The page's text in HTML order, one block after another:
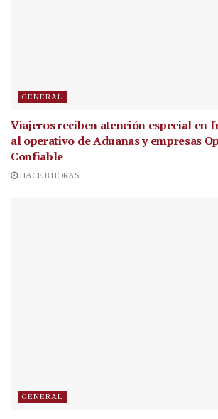
GENERAL
Viajeros reciben atención especial en
al operativo de Aduanas y empresas
Confiable
HACE 8 HORAS
GENERAL